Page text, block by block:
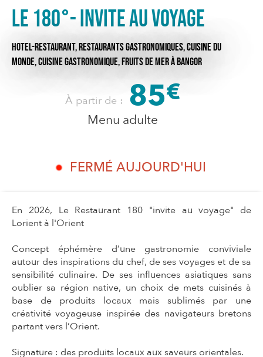
Le 180°- Invite au voyage
HOTEL-RESTAURANT,RESTAURANTS GASTRONOMIQUES,CUISINE DU
MONDE,CUISINE GASTRONOMIQUE,FRUITS DE MERÀ BANGOR
À partir de : 85€
Menu adulte
FERMÉ AUJOURD'HUI
En 2026, Le Restaurant 180 "invite au voyage" de
Lorient à l'Orient
Concept éphémère d’une gastronomie conviviale
autour des inspirations du chef, de ses voyages et de sa
sensibilité culinaire. De ses influences asiatiques sans
oublier sa région native, un choix de mets cuisinés à
base de produits locaux mais sublimés par une
créativité voyageuse inspirée des navigateurs bretons
partant vers l’Orient.
Signature : des produits locaux aux saveurs orientales.